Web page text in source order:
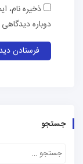
ذخیره نام،
دوباره
جستجو